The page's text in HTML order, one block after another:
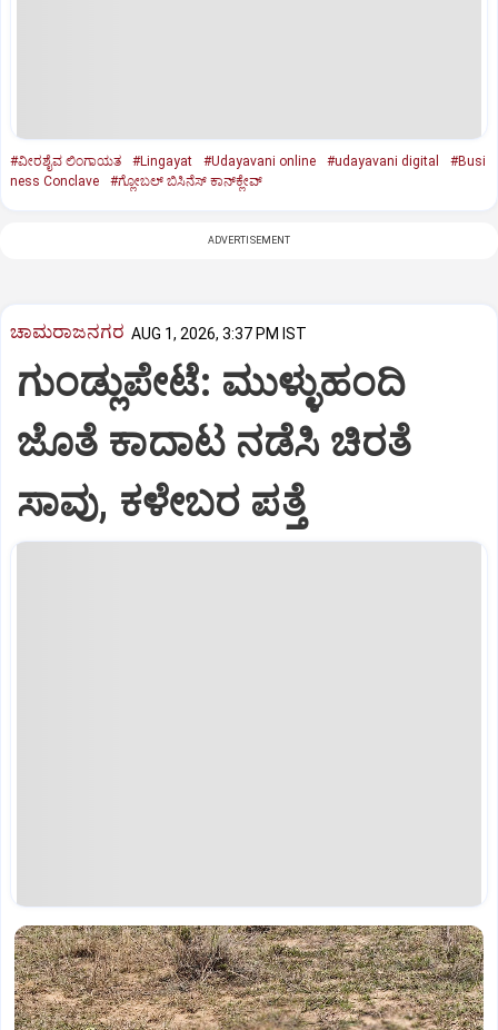
#ವೀರಶೈವ ಲಿಂಗಾಯತ #Lingayat #Udayavani online #udayavani digital
#Busi
ness Conclave
#ಗ್ಲೋಬಲ್‌ ಬಿಸಿನೆಸ್‌ ಕಾನ್‌ಕ್ಲೇವ್‌
ADVERTISEMENT
ಚಾಮರಾಜನಗರ AUG 1, 2026, 3:37 PM IST
ಗುಂಡ್ಲುಪೇಟೆ: ಮುಳ್ಳುಹಂದಿ
ಜೊತೆ ಕಾದಾಟ ನಡೆಸಿ ಚಿರತೆ
ಸಾವು, ಕಳೇಬರ ಪತ್ತೆ